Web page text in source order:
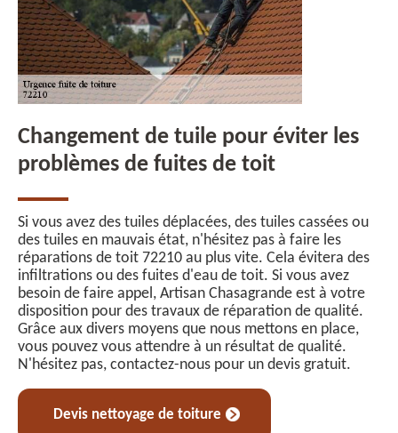
Changement de tuile pour éviter les
problèmes de fuites de toit
Si vous avez des tuiles déplacées, des tuiles cassées ou
des tuiles en mauvais état, n'hésitez pas à faire les
réparations de toit 72210 au plus vite. Cela évitera des
infiltrations ou des fuites d'eau de toit. Si vous avez
besoin de faire appel, Artisan Chasagrande est à votre
disposition pour des travaux de réparation de qualité.
Grâce aux divers moyens que nous mettons en place,
vous pouvez vous attendre à un résultat de qualité.
N'hésitez pas, contactez-nous pour un devis gratuit.
Devis nettoyage de toiture